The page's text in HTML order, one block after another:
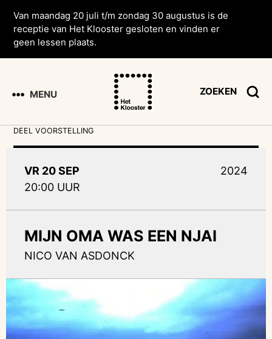
Van maandag 20 juli t/m zondag 30 augustus is de
receptie van Het Klooster gesloten en vinden er
geen lessen plaats.
MENU ZOEKEN
DEEL VOORSTELLING
VR 20 SEP
20:00 UUR
2024
MIJN OMA WAS EEN NJAI
NICO VAN ASDONCK